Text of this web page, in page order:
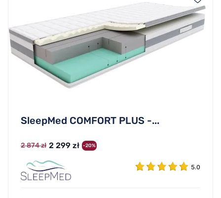
SleepMed COMFORT PLUS -...
2 874 zł 2 299 zł -20%
5.0